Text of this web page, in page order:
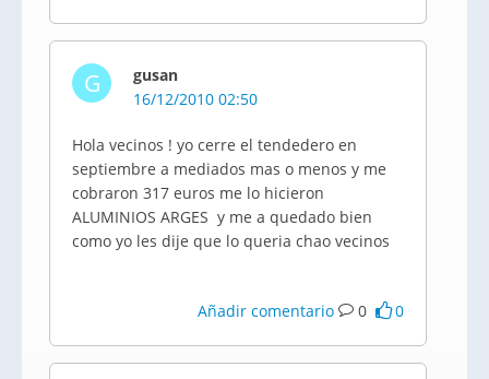
G
gusan
16/12/2010 02:50
Hola vecinos ! yo cerre el tendedero en
septiembre a mediados mas o menos y me
cobraron 317 euros me lo hicieron
ALUMINIOS ARGES y me a quedado bien
como yo les dije que lo queria chao vecinos
Añadir comentario 0 0